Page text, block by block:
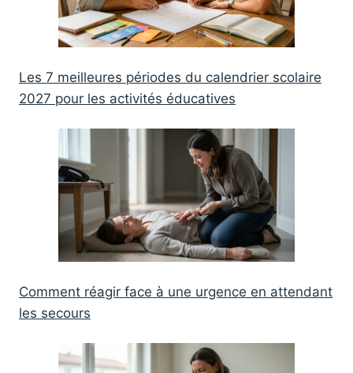
Les 7 meilleures périodes du calendrier scolaire
2027 pour les activités éducatives
Comment réagir face à une urgence en attendant
les secours